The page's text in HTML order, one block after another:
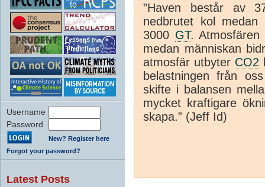
Username
Password
New? Register here
Forgot your password?
Latest Posts
”Haven består av
nedbrutet kol
3000 GT.
medan människan
atmosfär utbyter CO2
belastningen från
skifte i balansen
mycket kraftigare
skapa.” (Jeff Id)